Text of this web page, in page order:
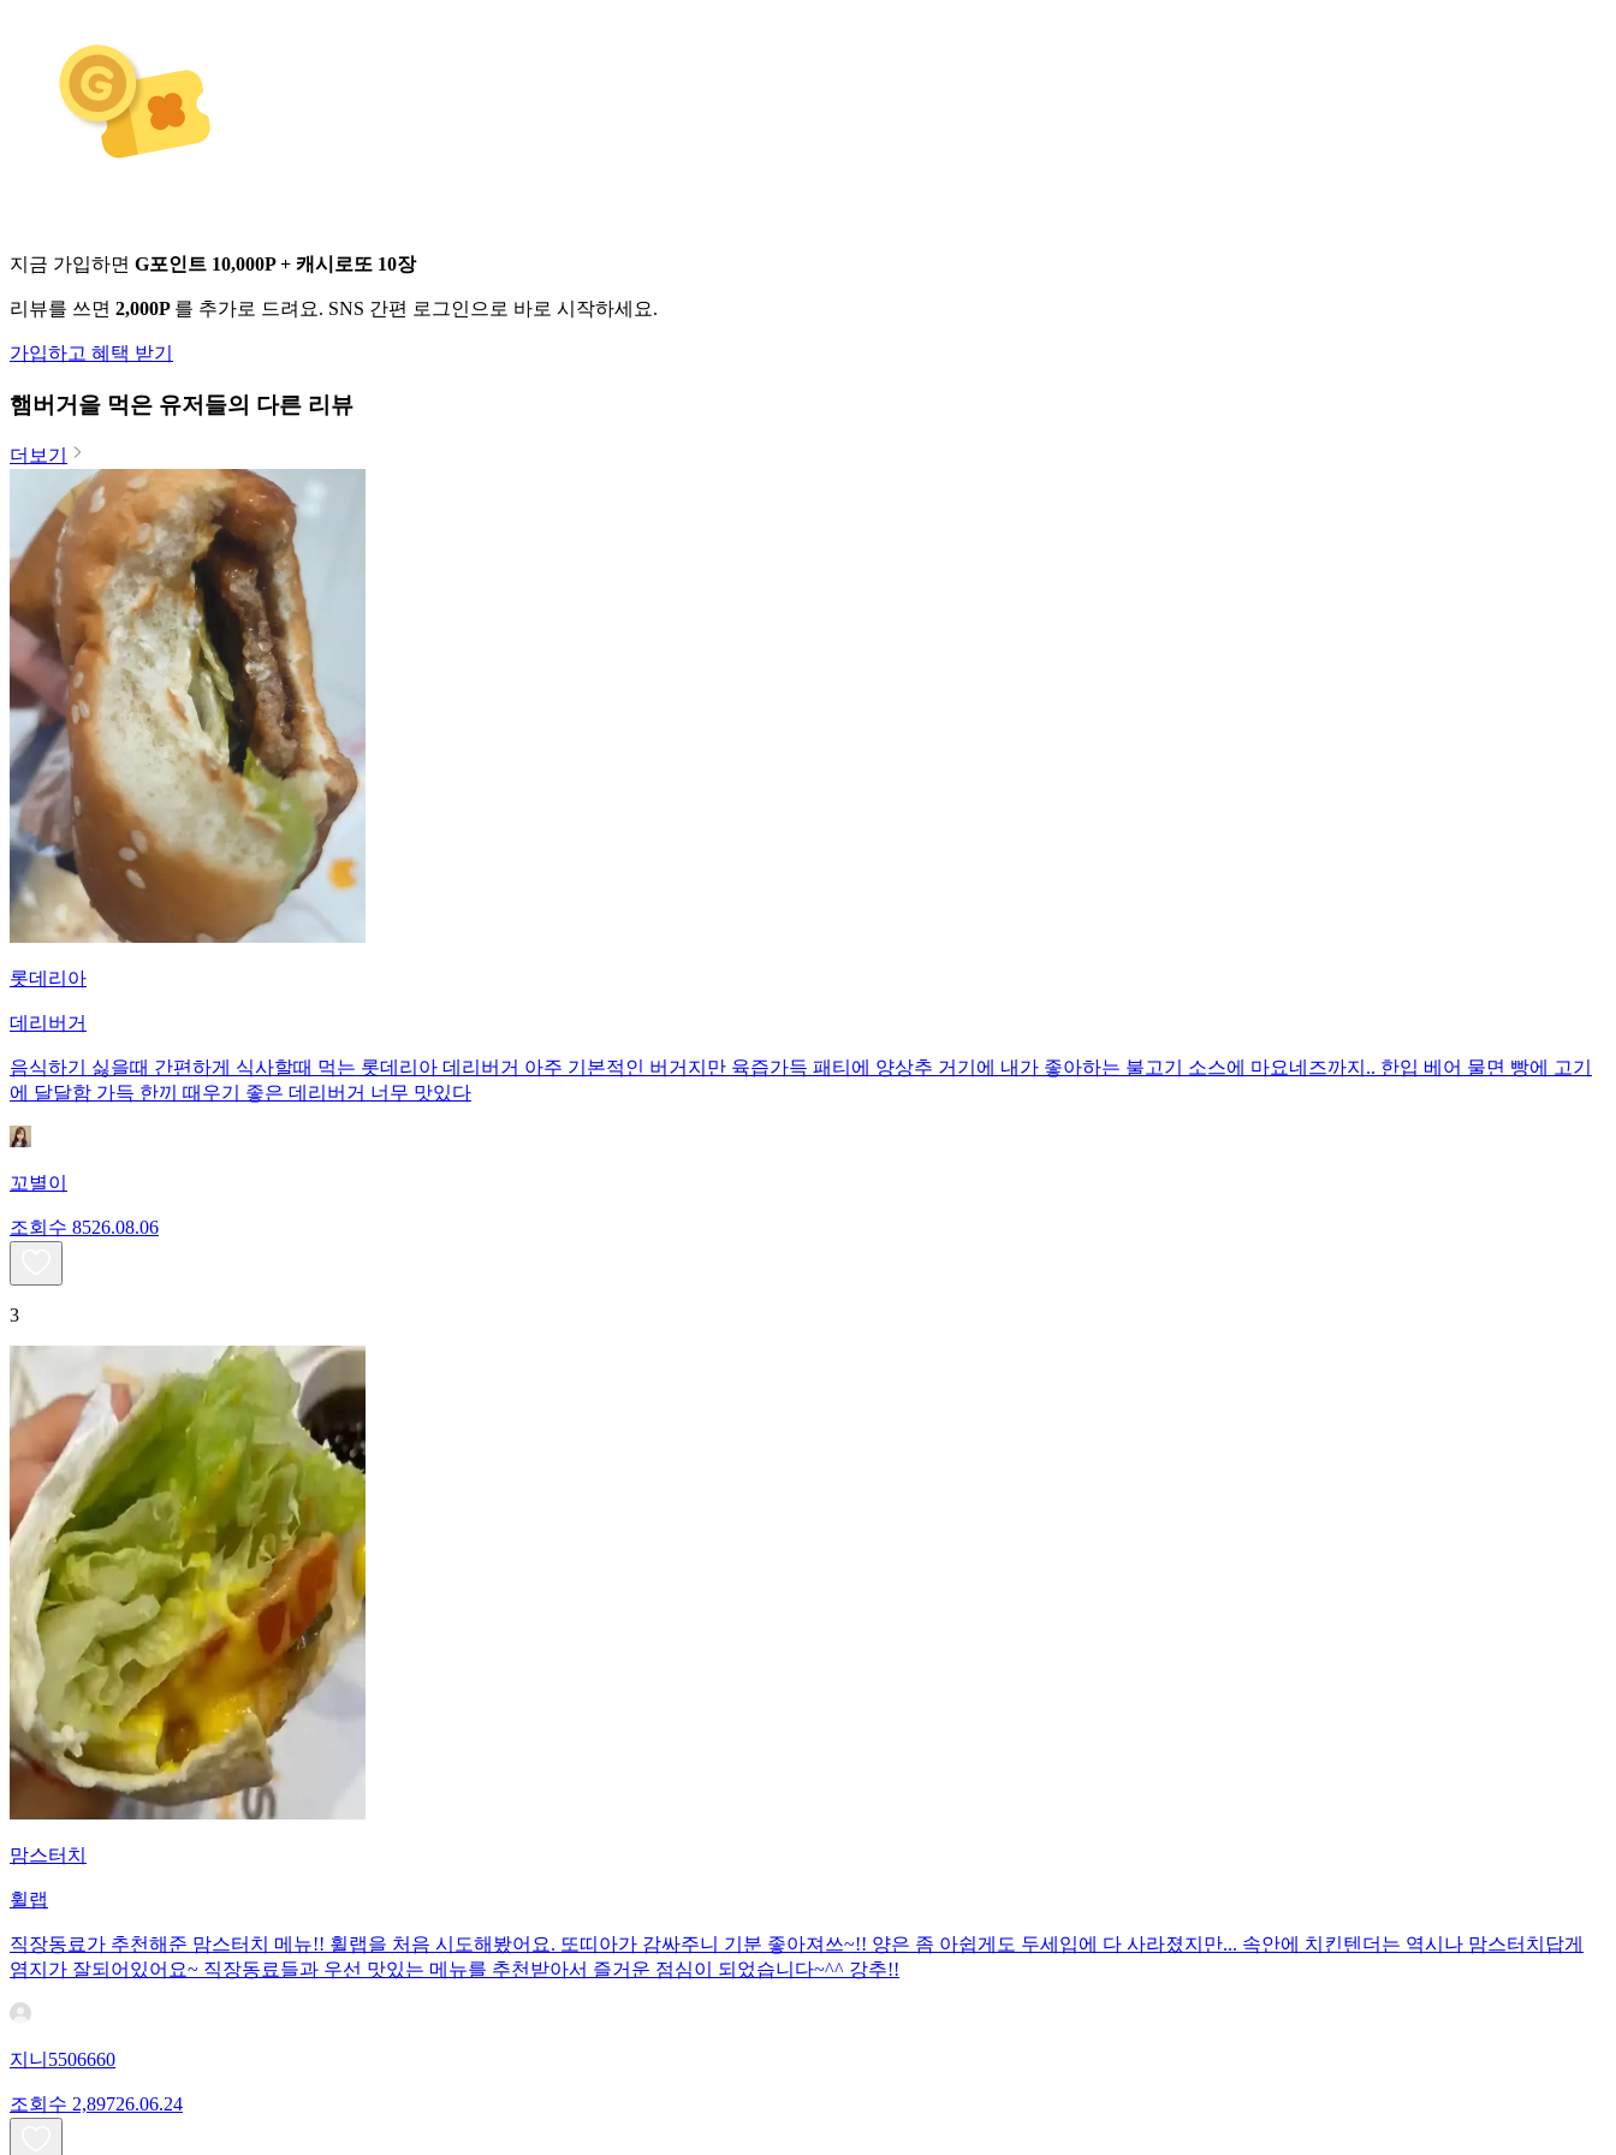
지금 가입하면 G포인트 10,000P + 캐시로또 10장
리뷰를 쓰면 2,000P 를 추가로 드려요. SNS 간편 로그인으로 바로 시작하세요.
가입하고 혜택 받기
햄버거 을 먹은 유저들의 다른 리뷰
더보기
롯데리아
데리버거
음식하기 싫을때 간편하게 식사할때 먹는 롯데리아 데리버거 아주 기본적인 버거지만 육즙가득 패티에 양상추 거기에 내가 좋아하는 불고기 소스에 마요네즈까지.. 한입 베어 물면 빵에 고기
에 달달함 가득 한끼 때우기 좋은 데리버거 너무 맛있다
꼬별이
조회수 8526.08.06
3
맘스터치
휠랩
직장동료가 추천해준 맘스터치 메뉴!! 휠랩을 처음 시도해봤어요. 또띠아가 감싸주니 기분 좋아져쓰~!! 양은 좀 아쉽게도 두세입에 다 사라졌지만... 속안에 치킨텐더는 역시나 맘스터치답게
염지가 잘되어있어요~ 직장동료들과 우선 맛있는 메뉴를 추천받아서 즐거운 점심이 되었습니다~^^ 강추!!
지니5506660
조회수 2,89726.06.24